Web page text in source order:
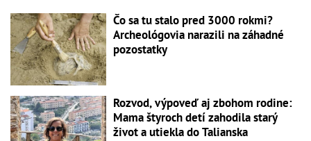
Čo sa tu stalo pred 3000 rokmi?
Archeológovia narazili na záhadné
pozostatky
Rozvod, výpoveď aj zbohom rodine:
Mama štyroch detí zahodila starý
život a utiekla do Talianska